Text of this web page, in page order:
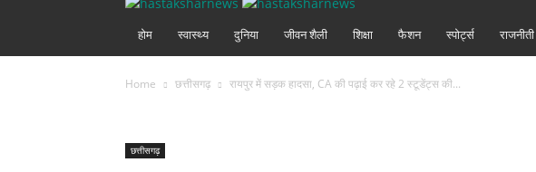
होम स्वास्थ्य दुनिया जीवन शैली शिक्षा फैशन स्पोर्ट्स राजनीती
Home छत्तीसगढ़ रायपुर में सड़क हादसा, CA की पढ़ाई कर रहे 2 स्टूडेंट्स की...
छत्तीसगढ़